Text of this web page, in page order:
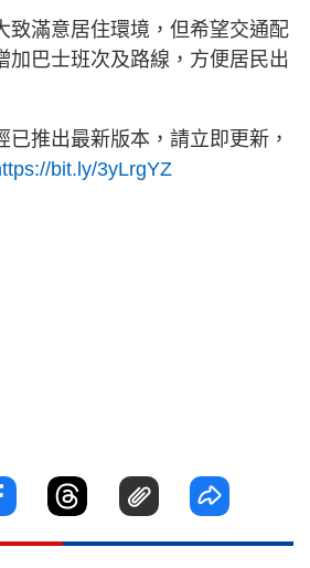
致滿意居住環境，但希望交通配
加巴士班次及路線，方便居民出
已推出最新版本，請立即更新，
bit.ly/3yLrgYZ